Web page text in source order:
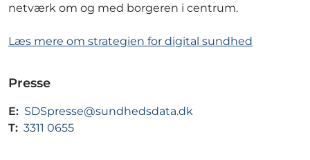
netværk om og med borgeren i centrum.
Læs mere om strategien for digital sundhed
Presse
E: SDSpresse@sundhedsdata.dk
T: 3311 0655